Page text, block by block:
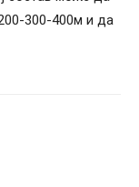
300-400м и да